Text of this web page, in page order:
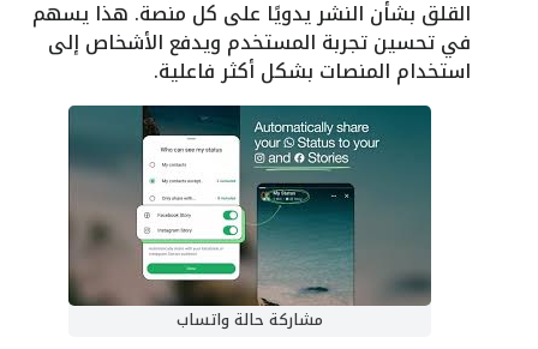
القلق بشأن النشر يدويًا على كل منصة. هذا يسهم
في تحسين تجربة المستخدم ويدفع الأشخاص إلى
استخدام المنصات بشكل أكثر فاعلية.
مشاركة حالة واتساب